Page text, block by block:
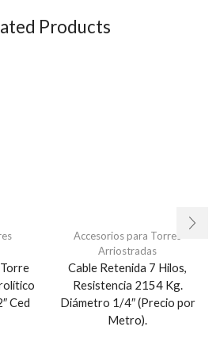
Products
Ced
Accesorios para Torres
Arriostradas
Cable Retenida 7 Hilos,
Resistencia 2154 Kg.
Diámetro 1/4″ (Precio por
Metro).